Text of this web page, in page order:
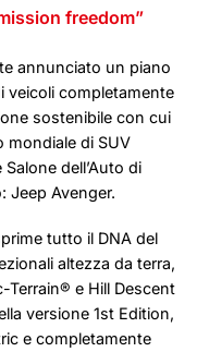
freedom”
annunciato un piano
veicoli completamente
sostenibile con cui
mondiale di SUV
dell’Auto di
Jeep Avenger.
tutto il DNA del
altezza da terra,
Terrain® e Hill Descent
versione 1st Edition,
e completamente